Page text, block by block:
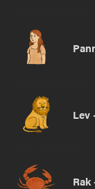
Lev
Rak